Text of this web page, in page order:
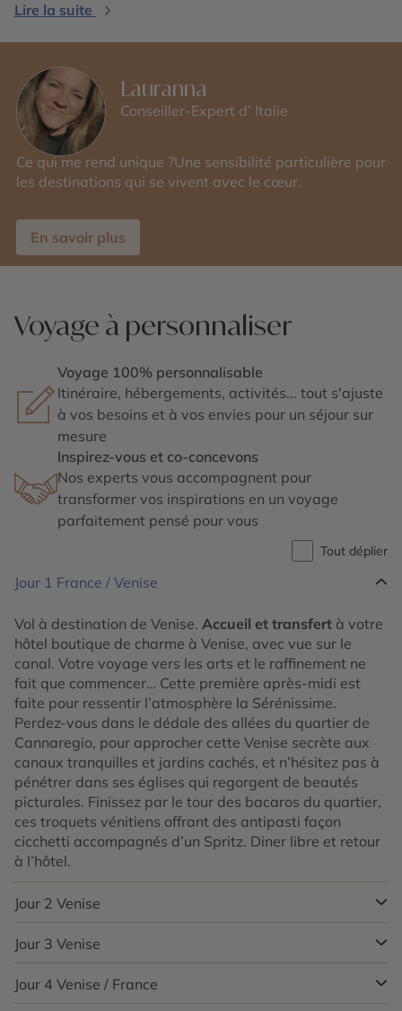
Lire la suite
Lauranna
Conseiller-Expert d’ Italie
Ce qui me rend unique ?Une sensibilité particulière pour
les destinations qui se vivent avec le cœur.
En savoir plus
Voyage à personnaliser
Voyage 100% personnalisable
Itinéraire, hébergements, activités... tout s'ajuste
à vos besoins et à vos envies pour un séjour sur
mesure
Inspirez-vous et co-concevons
Nos experts vous accompagnent pour
transformer vos inspirations en un voyage
parfaitement pensé pour vous
Tout déplier
Jour 1 France / Venise
Vol à destination de Venise. Accueil et transfert à votre
hôtel boutique de charme à Venise, avec vue sur le
canal. Votre voyage vers les arts et le raffinement ne
fait que commencer… Cette première après-midi est
faite pour ressentir l’atmosphère la Sérénissime.
Perdez-vous dans le dédale des allées du quartier de
Cannaregio, pour approcher cette Venise secrète aux
canaux tranquilles et jardins cachés, et n’hésitez pas à
pénétrer dans ses églises qui regorgent de beautés
picturales. Finissez par le tour des bacaros du quartier,
ces troquets vénitiens offrant des antipasti façon
cicchetti accompagnés d’un Spritz. Diner libre et retour
à l’hôtel.
Jour 2 Venise
Aujourd’hui, on redécouvre Venise et ses
incontournables… Laissez-vous bercer sur le grand
canal à bord de votre gondole, le moyen de transport
séculaire des habitants de la ville et qui deviendra le
Jour 3 Venise
Poursuite de votre long weekend à Venise à bord d’un
vaporetti qui relie quotidiennement la Sérénissime à la
Jour 4 Venise / France